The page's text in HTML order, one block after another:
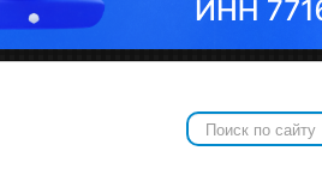
Искать...